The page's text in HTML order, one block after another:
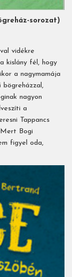
sorozat)
vidékre
kislány fél, hogy
a nagymamája
bögreházzal,
nagyon
a
Tappancs
Bogi
figyel oda,